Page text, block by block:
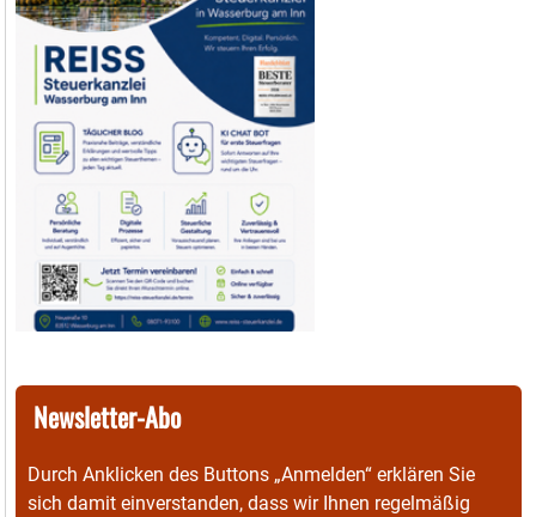
Newsletter-Abo
Durch Anklicken des Buttons „Anmelden“ erklären Sie
sich damit einverstanden, dass wir Ihnen regelmäßig